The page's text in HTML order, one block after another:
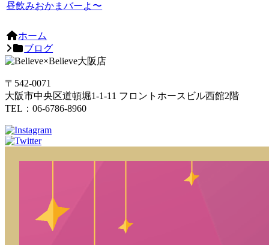
昼飲みおかまバーよ〜
ホーム
ブログ
〒542-0071
大阪市中央区道頓堀1-1-11 フロントホースビル西館2階
TEL：06-6786-8960